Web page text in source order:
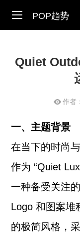
POP趋势
Quiet
作者
一、主题背景
在当下的时尚
作为 “Quiet
一种备受关注
Logo 和图案堆
的极简风格，